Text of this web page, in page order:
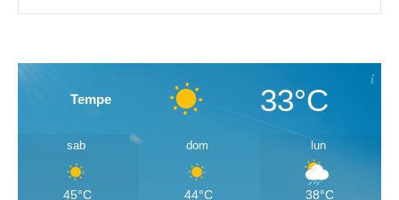
Tempe 33°C
sab
45°C
dom
44°C
lun
38°C